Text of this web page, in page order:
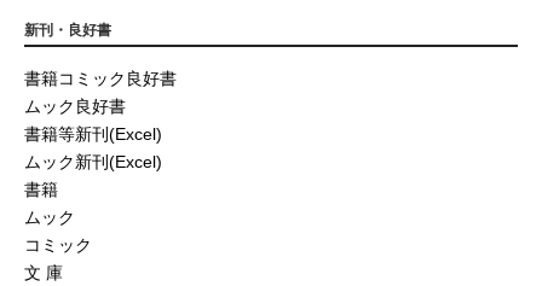
新刊・良好書
書籍コミック良好書
ムック良好書
書籍等新刊(Excel)
ムック新刊(Excel)
書籍
ムック
コミック
文 庫